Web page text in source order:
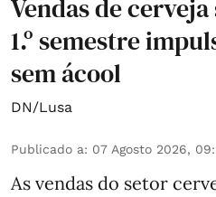
Vendas de
1.º semestre
sem ácool
DN/Lusa
Publicado a: 07 Agosto 2026,
As vendas do setor